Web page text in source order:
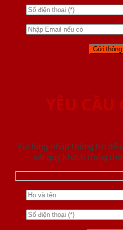
YÊU CẦU
Vui lòng nhập thông tin để
với quý khách trong